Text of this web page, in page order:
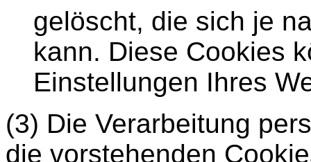
gelöscht, die sich je
kann. Diese Cookies
Einstellungen Ihres
(3) Die Verarbeitung
die vorstehenden